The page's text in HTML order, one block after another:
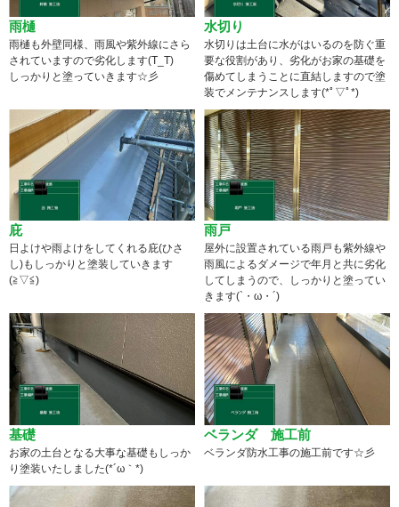
雨樋
雨樋も外壁同様、雨風や紫外線にさら
されていますので劣化します(T_T)
しっかりと塗っていきます☆彡
水切り
水切りは土台に水がはいるのを防ぐ重
要な役割があり、劣化がお家の基礎を
傷めてしまうことに直結しますので塗
装でメンテナンスします(*ﾟ▽ﾟ*)
庇
日よけや雨よけをしてくれる庇(ひさ
し)もしっかりと塗装していきます
(≧▽≦)
雨戸
屋外に設置されている雨戸も紫外線や
雨風によるダメージで年月と共に劣化
してしまうので、しっかりと塗ってい
きます(`・ω・´)
基礎
お家の土台となる大事な基礎もしっか
り塗装いたしました(*´ω｀*)
ベランダ 施工前
ベランダ防水工事の施工前です☆彡